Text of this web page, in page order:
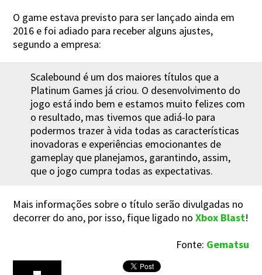
O game estava previsto para ser lançado ainda em
2016 e foi adiado para receber alguns ajustes,
segundo a empresa:
Scalebound é um dos maiores títulos que a
Platinum Games já criou. O desenvolvimento do
jogo está indo bem e estamos muito felizes com
o resultado, mas tivemos que adiá-lo para
podermos trazer à vida todas as características
inovadoras e experiências emocionantes de
gameplay que planejamos, garantindo, assim,
que o jogo cumpra todas as expectativas.
Mais informações sobre o título serão divulgadas no
decorrer do ano, por isso, fique ligado noXbox Blast!
Fonte: Gematsu